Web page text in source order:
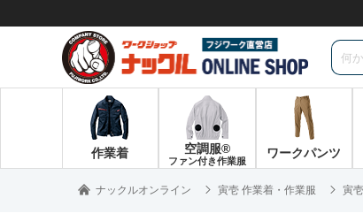
作業着 空調服®
ファン付き作業服
ワークパンツ
ナックルオンライン 寅壱 作業着・作業服 寅